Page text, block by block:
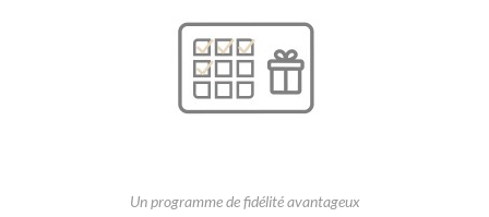
Un programme de fidélité avantageux